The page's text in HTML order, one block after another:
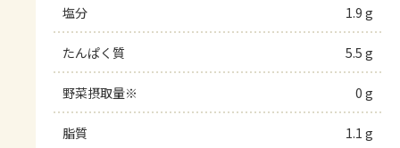
塩分 1.9 g
たんぱく質 5.5 g
野菜摂取量※ 0 g
脂質 1.1 g